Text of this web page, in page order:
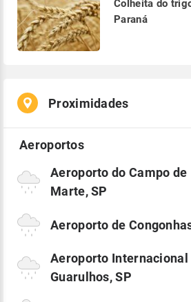
Colheita do
Paraná
Proximidades
Aeroporto do Campo de
Marte, SP
Aeroporto de
Aeroporto Internacional
Guarulhos, SP